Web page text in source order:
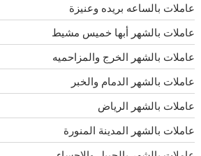
عاملات بالساعه بريده وعنيزة
عاملات بالشهر أبها خميس مشيط
عاملات بالشهر الخرج والمزاحميه
عاملات بالشهر الدمام والخبر
عاملات بالشهر الرياض
عاملات بالشهر المدينة المنورة